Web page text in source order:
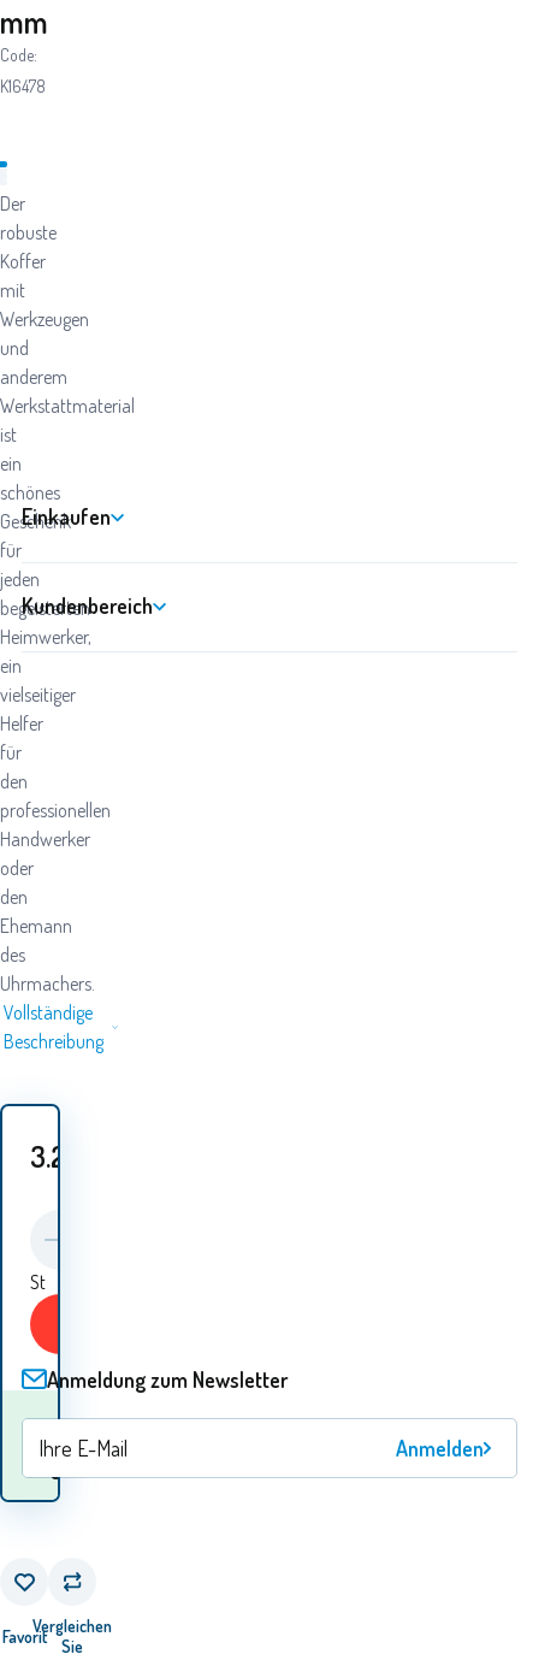
mm
Code:
K16478
Der
robuste
Koffer
mit
Werkzeugen
und
anderem
Werkstattmaterial
ist
ein
schönes
Geschenk
für
jeden
begeisterten
Heimwerker,
ein
vielseitiger
Helfer
für
den
professionellen
Handwerker
oder
den
Ehemann
des
Uhrmachers.
Vollständige
Beschreibung
3.20
St
ein
Wann werde ich die
Waren
FavoritVergleichen
Sie
Einkaufen
Kundenbereich
Anmeldung zum Newsletter
Anmelden